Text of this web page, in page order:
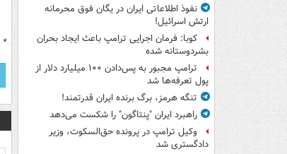
نفوذ اطلاعاتی ایران در یگان فوق محرمانه
ارتش اسرائیل!
کوبا: فرمان اجرایی ترامپ باعث ایجاد بحران
بشردوستانه شده
ترامپ مجبور به پس‌دادن ۱۰۰ میلیارد دلار از
پول تعرفه‌ها شد
تنگه هرمز، برگ برنده ایران قدرتمند!
راهبرد ایران "پنتاگون" را شکست می‌دهد
وکیل ترامپ در پرونده حق‌السکوت، وزیر
دادگستری شد
*